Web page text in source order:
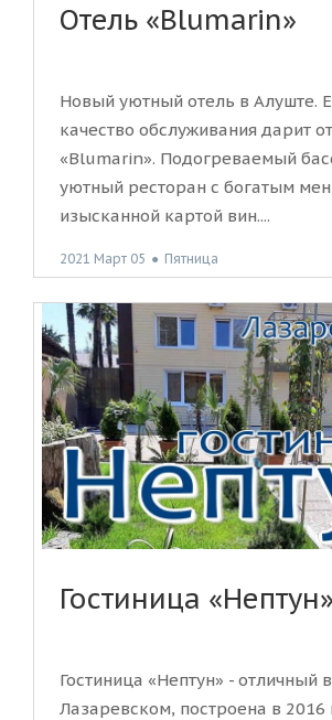
Отель «Blumarin»
Новый уютный отель в Алуште.
качество обслуживания дарит
«Blumarin». Подогреваемый
уютный ресторан с богатым
изысканной картой вин....
2021 Март 05 ● Пятница
Гостиница «Нептун»
Гостиница «Нептун» - отличный
Лазаревском, построена в 2016